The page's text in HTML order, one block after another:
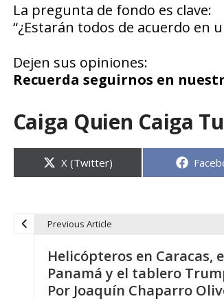
La pregunta de fondo es clave:
“¿Estarán todos de acuerdo en
Dejen sus opiniones:
Recuerda seguirnos en
Caiga Quien Caiga
Compartir
en
X (Twitter)
Previous Article
Helicópteros en Caracas,
Panamá y el tablero
Por Joaquín Chaparro